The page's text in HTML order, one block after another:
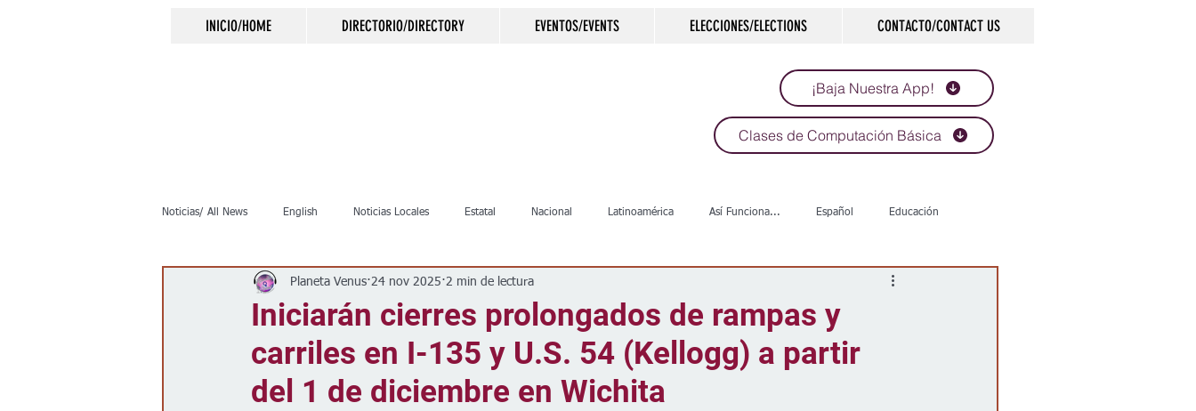
INICIO/HOME DIRECTORIO/DIRECTORY EVENTOS/EVENTS ELECCIONES/ELECTIONS CONTACTO/CONTACT US
¡Baja Nuestra App!
Clases de Computación Básica
Noticias/ All News English Noticias Locales Estatal Nacional Latinoamérica Así Funciona... Español Educación
Inmigración Crimen Negocios Salud Arte & Cultura
Clima Vivienda Escuelas Calles Desamparados Carreteras Comunidad Historias que inspiran
Iniciarán cierres prolongados de rampas y
carriles en I-135 y U.S. 54 (Kellogg) a partir
del 1 de diciembre en Wichita
Planeta Venus 24 nov 2025 2 min de lectura